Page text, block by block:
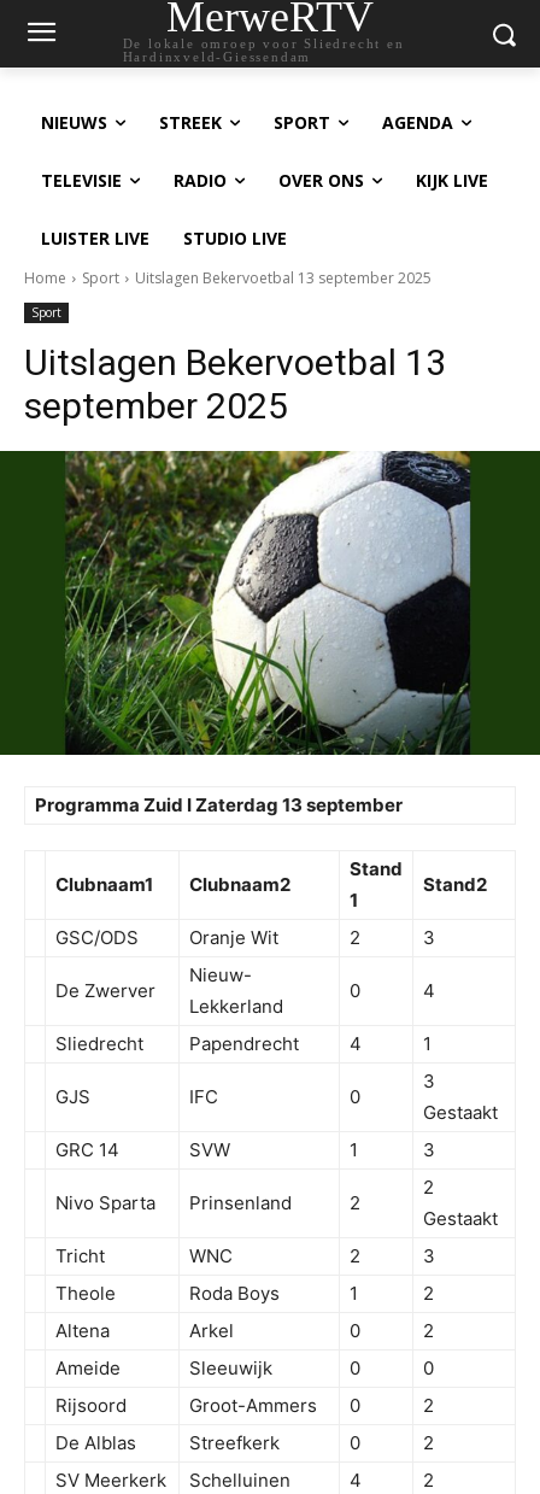
MerweRTV
De lokale omroep voor Sliedrecht en
Hardinxveld-Giessendam
NIEUWS STREEK SPORT AGENDA
TELEVISIE RADIO OVER ONS KIJK LIVE
LUISTER LIVE STUDIO LIVE
Home Sport Uitslagen Bekervoetbal 13 september 2025
Sport
Uitslagen Bekervoetbal 13
september 2025
Programma Zuid I Zaterdag 13 september
Clubnaam1 Clubnaam2
Stand
1
Stand2
GSC/ODS Oranje Wit 2 3
De Zwerver
Nieuw-
Lekkerland
0 4
Sliedrecht Papendrecht 4 1
GJS IFC 0
3
Gestaakt
GRC 14
SVW 1 3
Nivo Sparta Prinsenland 2
2
Gestaakt
Tricht
WNC 2
3
Theole
Roda Boys 1
2
Altena
Arkel 0
2
Ameide
Sleeuwijk 0
0
Rijsoord
Groot-Ammers 0
2
De Alblas
Streefkerk 0
2
SV Meerkerk
Schelluinen 4
2